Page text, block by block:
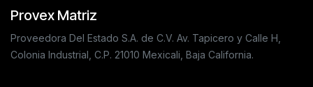
Provex Matriz
Proveedora Del Estado S.A. de C.V. Av. Tapicero y Calle H,
Colonia Industrial, C.P. 21010 Mexicali, Baja California.